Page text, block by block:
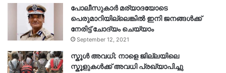
പോലീസുകാര്‍ മര്യാദയോടെ
പെരുമാറിയില്ലെങ്കില്‍ ഇനി ജനങ്ങള്‍ക്ക്
നേരിട്ട് ചോദ്യം ചെയ്യാം
September 12, 2021
സ്കൂൾ അവധി; നാളെ ജില്ലയിലെ
സ്കൂളുകൾക്ക് അവധി പ്രഖ്യാപിച്ചു